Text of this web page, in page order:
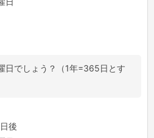
日
日でしょう？（1年=365日とす
後